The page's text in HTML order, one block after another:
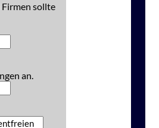
Firmen sollte
an.